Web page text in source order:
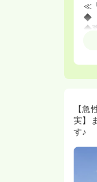
≪
◆
◆
す
◆
ち
ま
≪
【
実】
す♪